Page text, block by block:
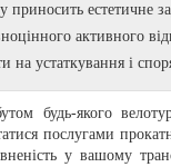
приносить естетичне
активного
на устаткування і
будь-якого
послугами
у вашому